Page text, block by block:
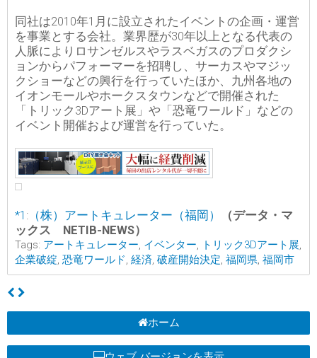
同社は2010年1月に設立されたイベントの企画・運営
を事業とする会社。業界歴が30年以上となる代表の
人脈によりロサンゼルスやラスベガスのプロダクシ
ョンからパフォーマーを招聘し、サーカスやマジッ
クショーなどの興行を行っていたほか、九州各地の
イオンモールやホークスタウンなどで開催された
「トリック3Dアート展」や「恐竜ワールド」などの
イベント開催および運営を行っていた。
*1 : （株）アートキュレーター（福岡）
（データ・マ
ックス NETIB-NEWS）
Tags: アートキュレーター, イベンター, トリック3Dアート展,
企業破綻, 恐竜ワールド, 経済, 破産開始決定, 福岡県, 福岡市
ホーム